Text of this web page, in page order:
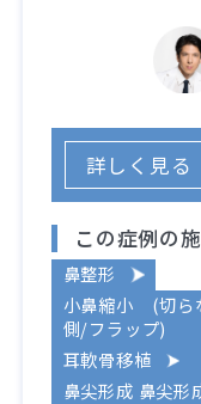
詳しく見る
この症例の
鼻整形
小鼻縮小 (切ら
側/フラップ)
耳軟骨移植
鼻尖形成 鼻尖形